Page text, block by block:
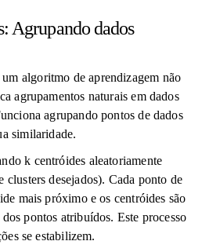
Agrupando dados
algoritmo de aprendizagem não
agrupamentos naturais em dados
agrupando pontos de dados
similaridade.
k centróides aleatoriamente
clusters desejados). Cada ponto de
mais próximo e os centróides são
pontos atribuídos. Este processo
se estabilizem.